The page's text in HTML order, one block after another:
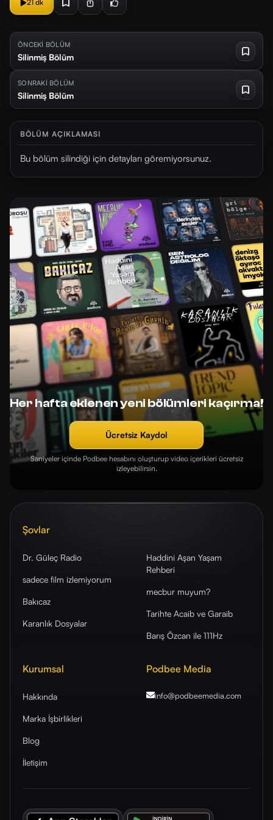
21 dk
ÖNCEKİ BÖLÜM
Silinmiş Bölüm
SONRAKİ BÖLÜM
Silinmiş Bölüm
BÖLÜM AÇIKLAMASI
Bu bölüm silindiği için detayları göremiyorsunuz.
Her hafta eklenen yeni bölümleri kaçırma!
Ücretsiz Kaydol
Saniyeler içinde Podbee hesabını oluşturup video içerikleri ücretsiz
izleyebilirsin.
Şovlar
Dr. Güleç Radio
sadece film izlemiyorum
Bakıcaz
Karanlık Dosyalar
Haddini Aşan Yaşam
Rehberi
mecbur muyum?
Tarihte Acaib ve Garaib
Barış Özcan ile 111Hz
Kurumsal
Hakkında
Marka İşbirlikleri
Blog
İletişim
Podbee Media
info@podbeemedia.com